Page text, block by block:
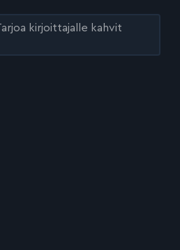
kirjoittajalle kahvit